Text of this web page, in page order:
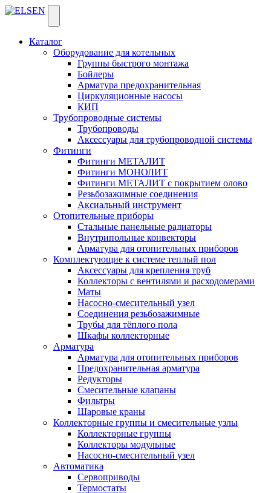
Каталог
Оборудование для котельных
Группы быстрого монтажа
Бойлеры
Арматура предохранительная
Циркуляционные насосы
КИП
Трубопроводные системы
Трубопроводы
Аксессуары для трубопроводной системы
Фитинги
Фитинги МЕТАЛИТ
Фитинги МОНОЛИТ
Фитинги МЕТАЛИТ с покрытием олово
Резьбозажимные соединения
Аксиальный инструмент
Отопительные приборы
Стальные панельные радиаторы
Внутрипольные конвекторы
Арматура для отопительных приборов
Комплектующие к системе теплый пол
Аксессуары для крепления труб
Коллекторы с вентилями и расходомерами
Маты
Насосно-смесительный узел
Соединения резьбозажимные
Трубы для тёплого пола
Шкафы коллекторные
Арматура
Арматура для отопительных приборов
Предохранительная арматура
Редукторы
Смесительные клапаны
Фильтры
Шаровые краны
Коллекторные группы и смесительные узлы
Коллекторные группы
Коллекторы модульные
Насосно-смесительный узел
Автоматика
Сервоприводы
Термостаты